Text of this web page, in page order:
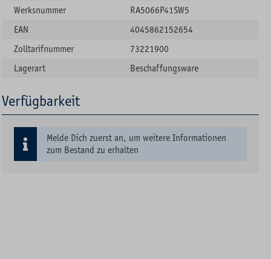
Werksnummer
RA5066P41SW5
EAN
4045862152654
Zolltarifnummer
73221900
Lagerart
Beschaffungsware
Verfügbarkeit
Melde Dich zuerst an, um weitere Informationen
zum Bestand zu erhalten